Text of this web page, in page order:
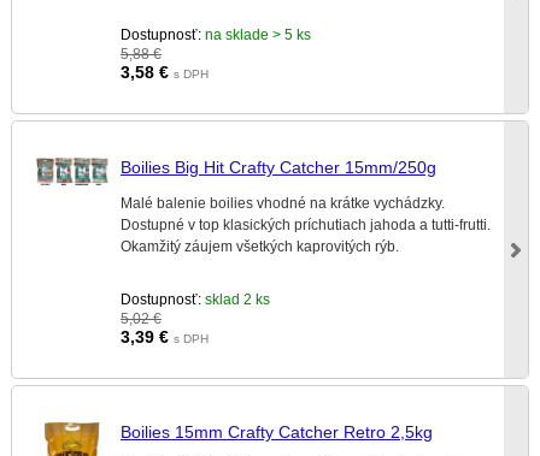
Dostupnosť: na sklade > 5 ks
5,88 €
3,58 € s DPH
Boilies Big Hit Crafty Catcher 15mm/250g
Malé balenie boilies vhodné na krátke vychádzky.
Dostupné v top klasických príchutiach jahoda a tutti-frutti.
Okamžitý záujem všetkých kaprovitých rýb.
Dostupnosť: sklad 2 ks
5,02 €
3,39 € s DPH
Boilies 15mm Crafty Catcher Retro 2,5kg